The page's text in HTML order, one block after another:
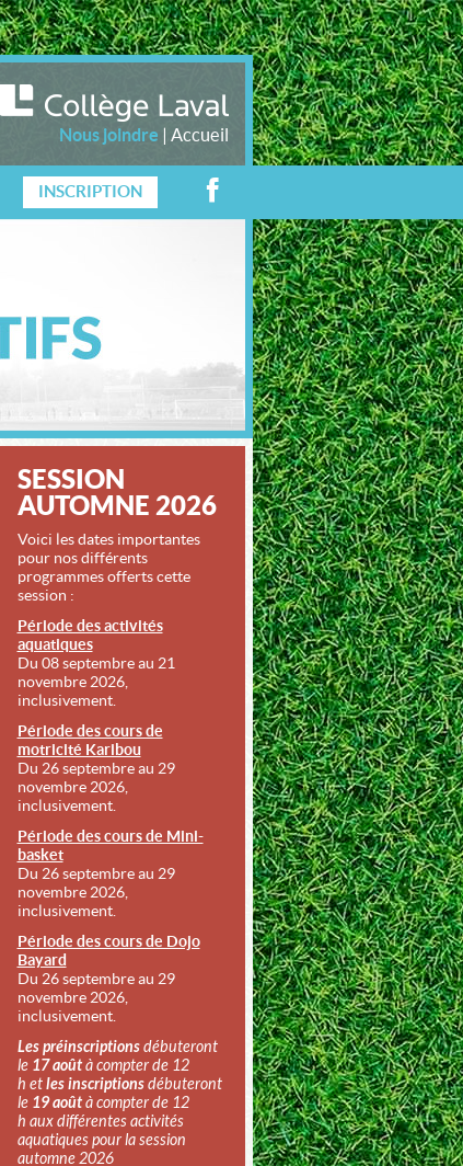
Nous joindre | Accueil
INSCRIPTION
SESSION
AUTOMNE 2026
Voici les dates importantes
pour nos différents
programmes offerts cette
session :
Période des activités
aquatiques
Du 08 septembre au 21
novembre 2026,
inclusivement.
Période des cours de
motricité Karibou
Du 26 septembre au 29
novembre 2026,
inclusivement.
Période des cours de Mini-
basket
Du 26 septembre au 29
novembre 2026,
inclusivement.
Période des cours de Dojo
Bayard
Du 26 septembre au 29
novembre 2026,
inclusivement.
Les préinscriptionsdébuteront
le 17 aoûtà compter de 12
h etles inscriptionsdébuteront
le 19 aoûtà compter de 12
h aux différentes activités
aquatiques pour la session
automne 2026